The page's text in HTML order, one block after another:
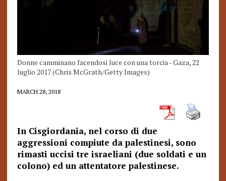
Donne camminano facendosi luce con una torcia - Gaza, 22
luglio 2017 (Chris McGrath/Getty Images)
MARCH 28, 2018
In Cisgiordania, nel corso di due
aggressioni compiute da palestinesi, sono
rimasti uccisi tre israeliani (due soldati e un
colono) ed un attentatore palestinese.